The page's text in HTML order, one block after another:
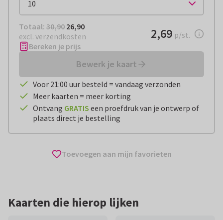
Totaal: € 26,90
Totaal: 30,90 26,90
excl. verzendkosten
€ 2,69per stuk
2,69 p/st.
Bereken je prijs
Bewerk je kaart
Voor 21:00 uur besteld = vandaag verzonden
Meer kaarten = meer korting
Ontvang GRATIS een proefdruk van je ontwerp of
plaats direct je bestelling
Toevoegen aan mijn favorieten
Kaarten die hierop lijken